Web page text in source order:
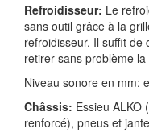
Refroidisseur: Le
sans outil grâce à la
refroidisseur. Il suffit de
retirer sans problème
Niveau sonore en mm:
Châssis: Essieu ALKO
renforcé), pneus et